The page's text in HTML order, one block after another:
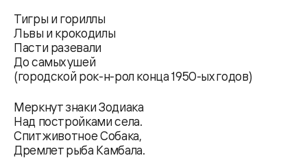
Тигры и гориллы
Львы и крокодилы
Пасти разевали
До самых ушей
(городской рок-н-рол конца 1950-ых годов)
Меркнут знаки Зодиака
Над постройками села.
Спит животное Собака,
Дремлет рыба Камбала.